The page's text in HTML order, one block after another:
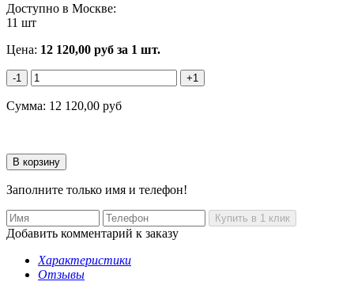
Доступно в Москве:
11 шт
Цена: 12 120,00 руб за 1 шт.
-1 +1
Сумма: 12 120,00 руб
Заполните только имя и телефон!
Добавить комментарий к заказу
Характеристики
Отзывы